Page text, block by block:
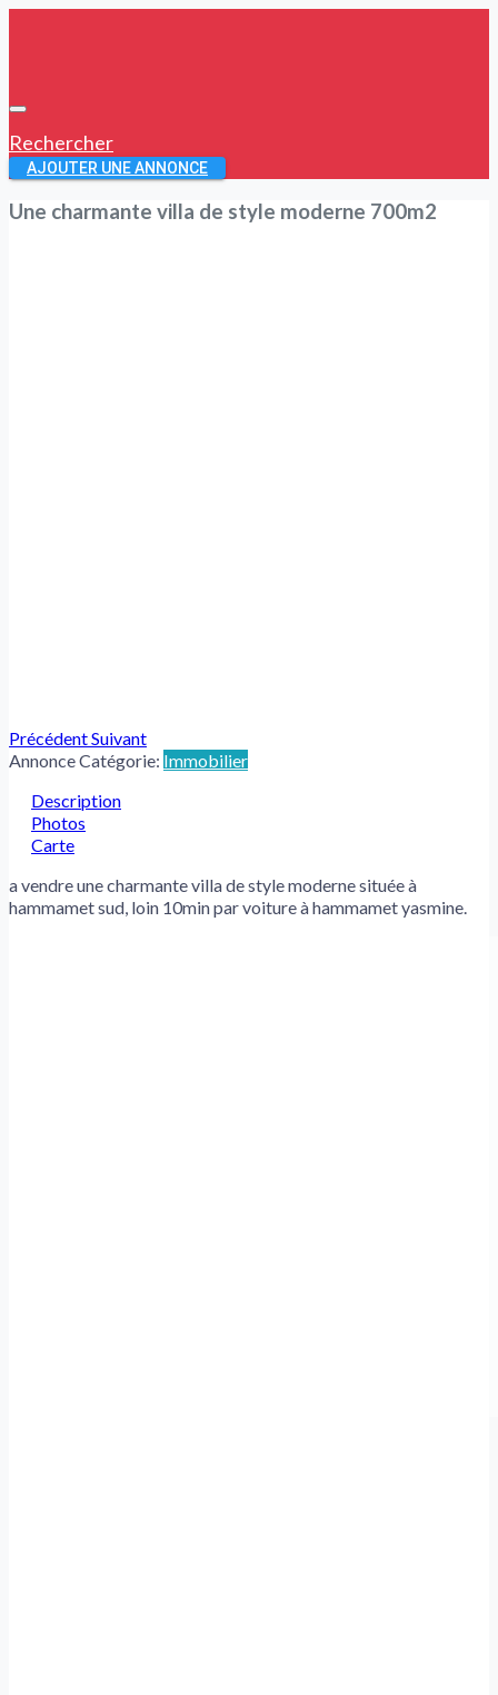
Rechercher
AJOUTER UNE ANNONCE
Une charmante villa de style moderne 700m2
PrécédentSuivant
Annonce Catégorie: Immobilier
Description
Photos
Carte
a vendre une charmante villa de style moderne située à
hammamet sud, loin 10min par voiture à hammamet yasmine.